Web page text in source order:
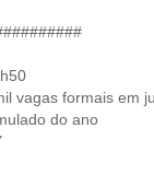
vagas formais em
do ano